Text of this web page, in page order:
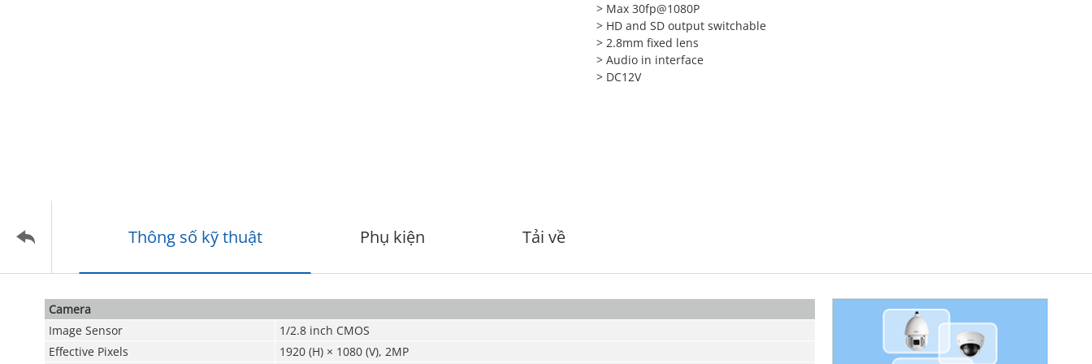
> Max 30fp@1080P
> HD and SD output switchable
> 2.8mm fixed lens
> Audio in interface
> DC12V
Thông số kỹ thuật Phụ kiện Tải về
Camera
Image Sensor
1/2.8 inch CMOS
Effective Pixels
1920 (H) × 1080 (V), 2MP